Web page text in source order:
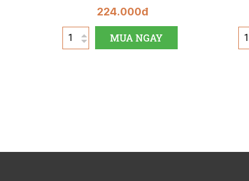
224.000đ
MUA NGAY